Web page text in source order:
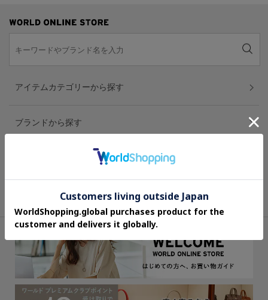
アイテムカテゴリーから探す
ブランドから探す
お気に入りブランドから探す
スタイリングから探す